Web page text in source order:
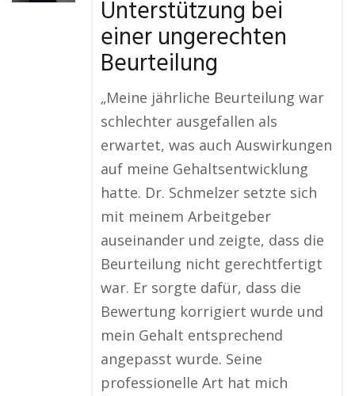
Unterstützung bei
einer ungerechten
Beurteilung
„Meine jährliche Beurteilung war
schlechter ausgefallen als
erwartet, was auch Auswirkungen
auf meine Gehaltsentwicklung
hatte. Dr. Schmelzer setzte sich
mit meinem Arbeitgeber
auseinander und zeigte, dass die
Beurteilung nicht gerechtfertigt
war. Er sorgte dafür, dass die
Bewertung korrigiert wurde und
mein Gehalt entsprechend
angepasst wurde. Seine
professionelle Art hat mich